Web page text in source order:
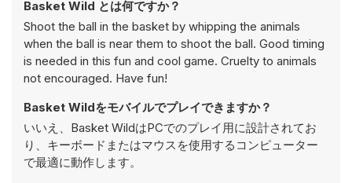
Basket Wild とは何ですか？
Shoot the ball in the basket by whipping the animals
when the ball is near them to shoot the ball. Good timing
is needed in this fun and cool game. Cruelty to animals
not encouraged. Have fun!
Basket Wildをモバイルでプレイできますか？
いいえ、Basket WildはPCでのプレイ用に設計されてお
り、キーボードまたはマウスを使用するコンピューター
で最適に動作します。